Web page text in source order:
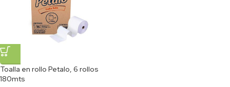
Toalla en rollo Petalo, 6 rollos
180mts